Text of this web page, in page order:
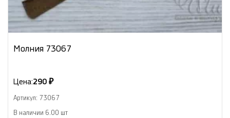
Молния 73067
Цена:290 ₽
Артикул: 73067
В наличии 6.00 шт